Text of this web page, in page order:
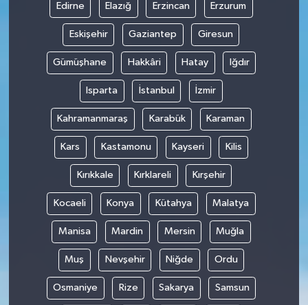
Edirne Elazığ Erzincan Erzurum
Eskişehir Gaziantep Giresun
Gümüşhane Hakkâri Hatay Iğdır
Isparta İstanbul İzmir
Kahramanmaraş Karabük Karaman
Kars Kastamonu Kayseri Kilis
Kırıkkale Kırklareli Kırşehir
Kocaeli Konya Kütahya Malatya
Manisa Mardin Mersin Muğla
Muş Nevşehir Niğde Ordu
Osmaniye Rize Sakarya Samsun